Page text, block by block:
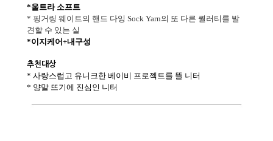
*울트라 소프트
* 핑거링 웨이트의 핸드 다잉 Sock Yarn의 또 다른 퀄러티를 발
견할 수 있는 실
*이지케어+내구성
추천대상
* 사랑스럽고 유니크한 베이비 프로젝트를 뜰 니터
* 양말 뜨기에 진심인 니터